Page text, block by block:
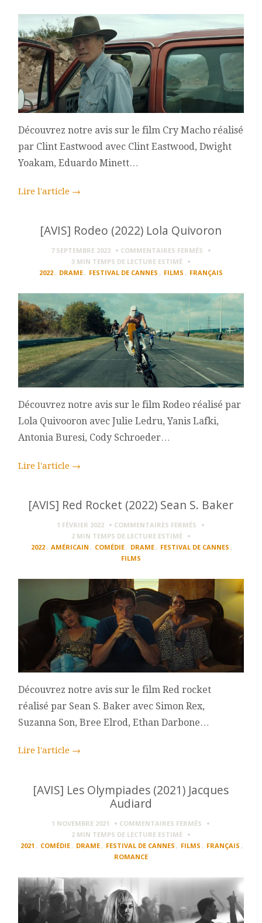
(2021)
EASTWOOD
Découvrez notre avis sur le film Cry Macho réalisé
par Clint Eastwood avec Clint Eastwood, Dwight
Yoakam, Eduardo Minett…
Lire l'article →
[AVIS] Rodeo (2022) Lola Quivoron
7 SEPTEMBRE 2022 COMMENTAIRES FERMÉSSUR
RODEO
LOLA
QUIVORON
3 MIN TEMPS DE LECTURE ESTIMÉ
2022 , DRAME , FESTIVAL DE CANNES , FILMS , FRANÇAIS
Découvrez notre avis sur le film Rodeo réalisé par
Lola Quivooron avec Julie Ledru, Yanis Lafki,
Antonia Buresi, Cody Schroeder…
Lire l'article →
[AVIS] Red Rocket (2022) Sean S. Baker
1 FÉVRIER 2022 COMMENTAIRES FERMÉS SUR
RED
SEAN
BAKER
2 MIN TEMPS DE LECTURE ESTIMÉ
2022 , AMÉRICAIN , COMÉDIE , DRAME , FESTIVAL DE CANNES ,
FILMS
Découvrez notre avis sur le film Red rocket
réalisé par Sean S. Baker avec Simon Rex,
Suzanna Son, Bree Elrod, Ethan Darbone…
Lire l'article →
[AVIS] Les Olympiades (2021) Jacques
Audiard
1 NOVEMBRE 2021 COMMENTAIRES FERMÉS SUR
LES
JACQUES
AUDIARD
2 MIN TEMPS DE LECTURE ESTIMÉ
2021 , COMÉDIE , DRAME , FESTIVAL DE CANNES , FILMS , FRANÇAIS ,
ROMANCE